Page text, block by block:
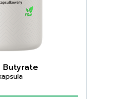
Butyrate